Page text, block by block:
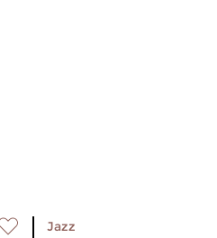
Jazz